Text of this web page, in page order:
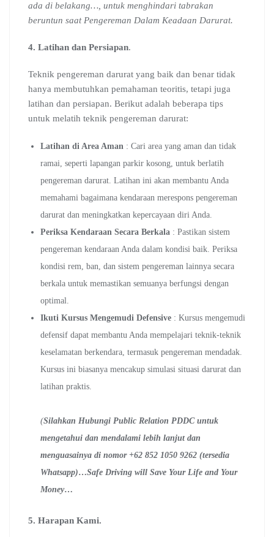
ada di belakang…, untuk menghindari tabrakan
beruntun saat Pengereman Dalam Keadaan Darurat.
4. Latihan dan Persiapan.
Teknik pengereman darurat yang baik dan benar tidak
hanya membutuhkan pemahaman teoritis, tetapi juga
latihan dan persiapan. Berikut adalah beberapa tips
untuk melatih teknik pengereman darurat:
Latihan di Area Aman : Cari area yang aman dan tidak
ramai, seperti lapangan parkir kosong, untuk berlatih
pengereman darurat. Latihan ini akan membantu Anda
memahami bagaimana kendaraan merespons pengereman
darurat dan meningkatkan kepercayaan diri Anda.
Periksa Kendaraan Secara Berkala : Pastikan sistem
pengereman kendaraan Anda dalam kondisi baik. Periksa
kondisi rem, ban, dan sistem pengereman lainnya secara
berkala untuk memastikan semuanya berfungsi dengan
optimal.
Ikuti Kursus Mengemudi Defensive : Kursus mengemudi
defensif dapat membantu Anda mempelajari teknik-teknik
keselamatan berkendara, termasuk pengereman mendadak.
Kursus ini biasanya mencakup simulasi situasi darurat dan
latihan praktis.
(Silahkan Hubungi Public Relation PDDC untuk
mengetahui dan mendalami lebih lanjut dan
menguasainya di nomor +62 852 1050 9262 (tersedia
Whatsapp)…Safe Driving will Save Your Life and Your
Money…
5. Harapan Kami.